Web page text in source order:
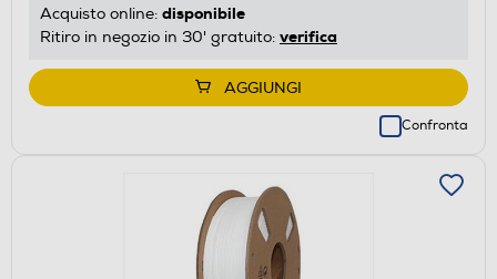
Acquisto online: disponibile
Ritiro in negozio in 30' gratuito: verifica
AGGIUNGI
Confronta